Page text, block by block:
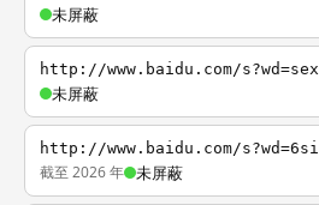
未屏蔽
http://www.baidu.com/s?wd=sex
未屏蔽
http://www.baidu.com/s?wd=6si
截至 2026 年 未屏蔽